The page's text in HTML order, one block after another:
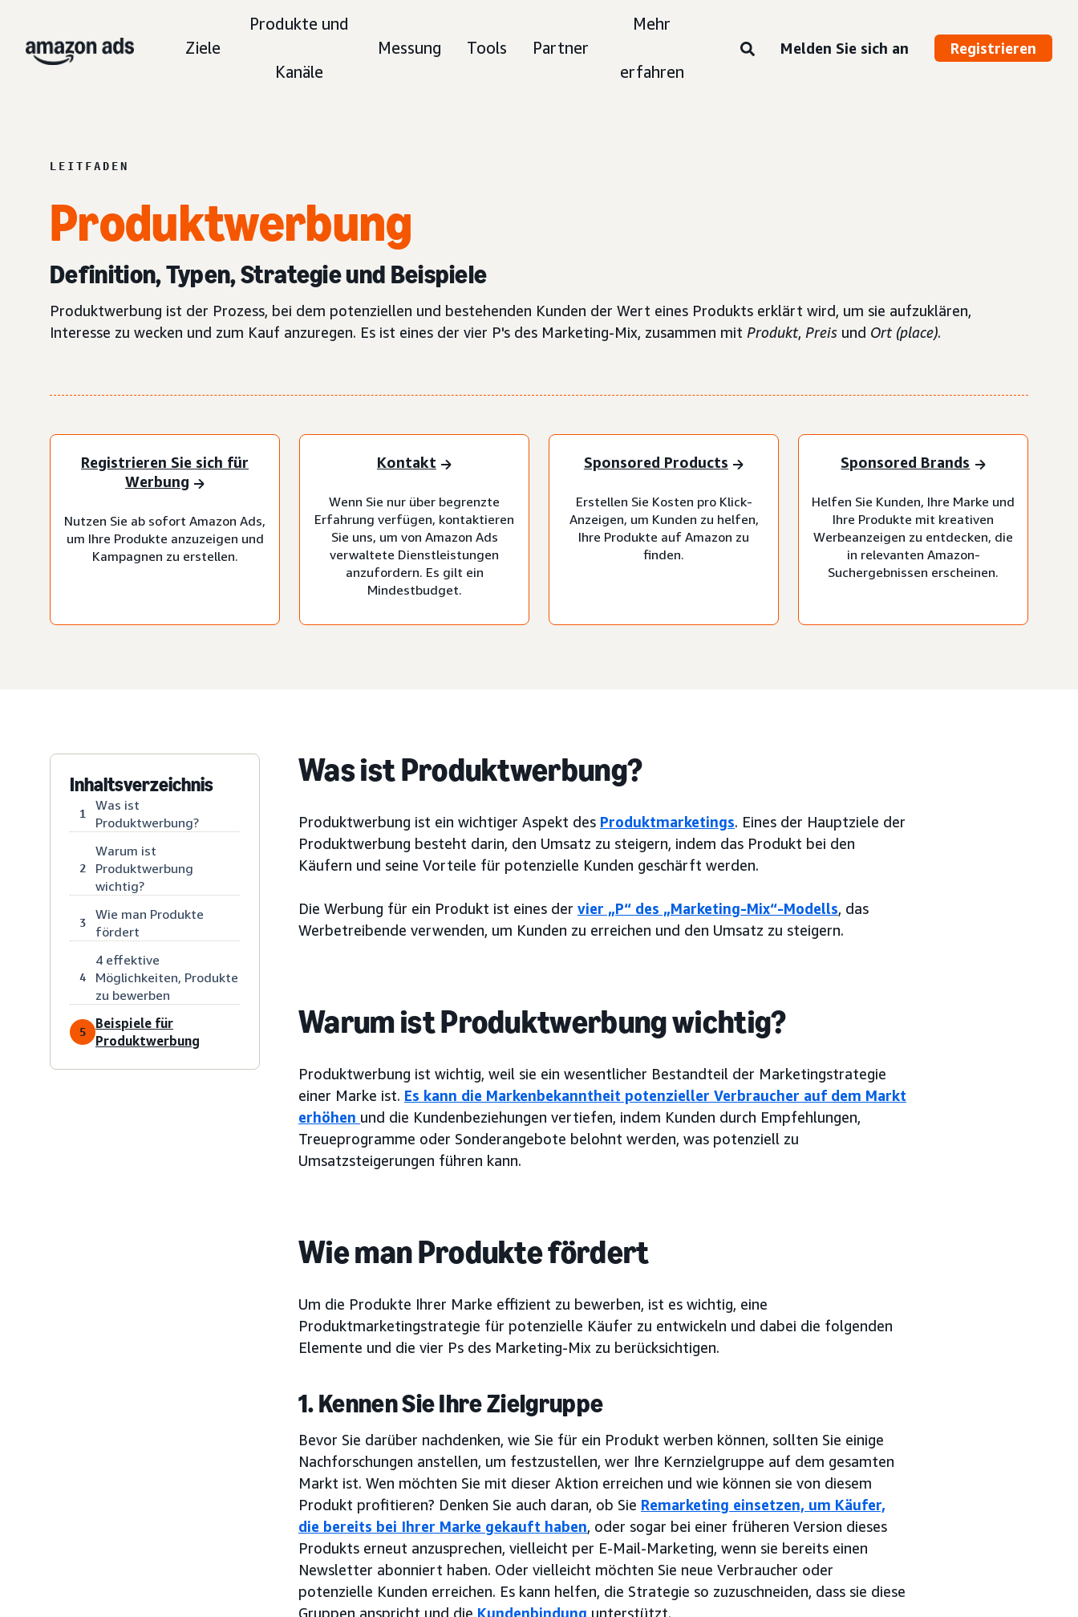
Ziele
Produkte und
Kanäle
Messung Tools Partner
Mehr
erfahren
Melden Sie sich an Registrieren
LEITFADEN
Produktwerbung
Definition, Typen, Strategie und Beispiele
Produktwerbung ist der Prozess, bei dem potenziellen und bestehenden Kunden der Wert eines Produkts erklärt wird, um sie aufzuklären,
Interesse zu wecken und zum Kauf anzuregen. Es ist eines der vier P's des Marketing-Mix, zusammen mit Produkt, Preis und Ort (place).
Registrieren Sie sich für
Werbung
Nutzen Sie ab sofort Amazon Ads,
um Ihre Produkte anzuzeigen und
Kampagnen zu erstellen.
Kontakt
Wenn Sie nur über begrenzte
Erfahrung verfügen, kontaktieren
Sie uns, um von Amazon Ads
verwaltete Dienstleistungen
anzufordern. Es gilt ein
Mindestbudget.
Sponsored Products
Erstellen Sie Kosten pro Klick-
Anzeigen, um Kunden zu helfen,
Ihre Produkte auf Amazon zu
finden.
Sponsored Brands
Helfen Sie Kunden, Ihre Marke und
Ihre Produkte mit kreativen
Werbeanzeigen zu entdecken, die
in relevanten Amazon-
Suchergebnissen erscheinen.
Inhaltsverzeichnis
1
Was ist
Produktwerbung?
2
Warum ist
Produktwerbung
wichtig?
3
Wie man Produkte
fördert
4
4 effektive
Möglichkeiten, Produkte
zu bewerben
5
Beispiele für
Produktwerbung
Was ist Produktwerbung?
Produktwerbung ist ein wichtiger Aspekt des Produktmarketings. Eines der Hauptziele der
Produktwerbung besteht darin, den Umsatz zu steigern, indem das Produkt bei den
Käufern und seine Vorteile für potenzielle Kunden geschärft werden.
Die Werbung für ein Produkt ist eines der vier „P“ des „Marketing-Mix“-Modells, das
Werbetreibende verwenden, um Kunden zu erreichen und den Umsatz zu steigern.
Warum ist Produktwerbung wichtig?
Produktwerbung ist wichtig, weil sie ein wesentlicher Bestandteil der Marketingstrategie
einer Marke ist. Es kann die Markenbekanntheit potenzieller Verbraucher auf dem Markt
erhöhen und die Kundenbeziehungen vertiefen, indem Kunden durch Empfehlungen,
Treueprogramme oder Sonderangebote belohnt werden, was potenziell zu
Umsatzsteigerungen führen kann.
Wie man Produkte fördert
Um die Produkte Ihrer Marke effizient zu bewerben, ist es wichtig, eine
Produktmarketingstrategie für potenzielle Käufer zu entwickeln und dabei die folgenden
Elemente und die vier Ps des Marketing-Mix zu berücksichtigen.
1. Kennen Sie Ihre Zielgruppe
Bevor Sie darüber nachdenken, wie Sie für ein Produkt werben können, sollten Sie einige
Nachforschungen anstellen, um festzustellen, wer Ihre Kernzielgruppe auf dem gesamten
Markt ist. Wen möchten Sie mit dieser Aktion erreichen und wie können sie von diesem
Produkt profitieren? Denken Sie auch daran, ob Sie Remarketing einsetzen, um Käufer,
die bereits bei Ihrer Marke gekauft haben, oder sogar bei einer früheren Version dieses
Produkts erneut anzusprechen, vielleicht per E-Mail-Marketing, wenn sie bereits einen
Newsletter abonniert haben. Oder vielleicht möchten Sie neue Verbraucher oder
potenzielle Kunden erreichen. Es kann helfen, die Strategie so zuzuschneiden, dass sie diese
Gruppen anspricht und die Kundenbindung unterstützt.